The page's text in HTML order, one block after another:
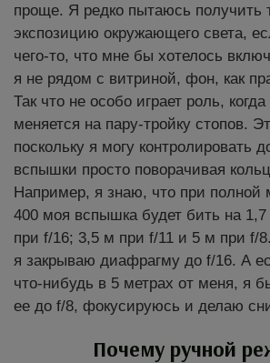
проще. Я редко пытаюсь получить
экспозицию окружающего света,
чего-то, что мне бы хотелось
я не рядом с витриной, фон, как
Так что не особо играет роль,
меняется на пару-тройку стопов.
поскольку я могу контролировать
вспышки просто поворачивая
Например, я знаю, что при полной
400 моя вспышка будет бить на
при f/16; 3,5 м при f/11 и 5 м при f/
я закрываю диафрагму до f/16. А
что-нибудь в 5 метрах от меня, я
ее до f/8, фокусируюсь и делаю
Почему ручной